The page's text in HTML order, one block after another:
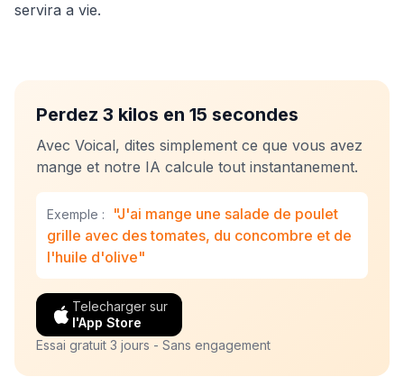
servira a vie.
Perdez 3 kilos en 15 secondes
Avec Voical, dites simplement ce que vous avez
mange et notre IA calcule tout instantanement.
Exemple :
"J'ai mange une salade de poulet
grille avec des tomates, du concombre et de
l'huile d'olive"
Telecharger sur
l'App Store
Essai gratuit 3 jours - Sans engagement